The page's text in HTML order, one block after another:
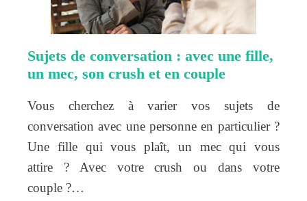
Sujets de conversation : avec une fille,
un mec, son crush et en couple
Vous cherchez à varier vos sujets de
conversation avec une personne en particulier ?
Une fille qui vous plaît, un mec qui vous
attire ? Avec votre crush ou dans votre
couple ?…